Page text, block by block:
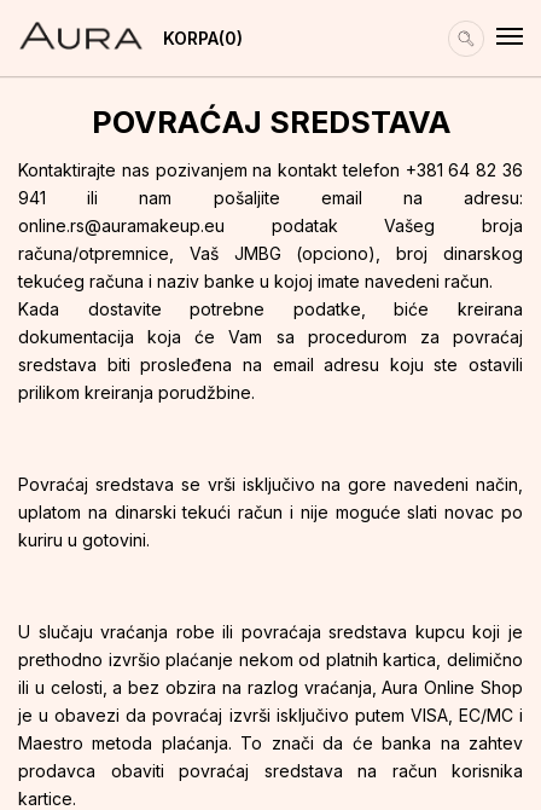
KORPA 0
POVRAĆAJ SREDSTAVA
Kontaktirajte nas pozivanjem na kontakt telefon +381 64 82 36
941 ili nam pošaljite email na adresu:
online.rs@auramakeup.eu podatak Vašeg broja
računa/otpremnice, Vaš JMBG (opciono), broj dinarskog
tekućeg računa i naziv banke u kojoj imate navedeni račun.
Kada dostavite potrebne podatke, biće kreirana
dokumentacija koja će Vam sa procedurom za povraćaj
sredstava biti prosleđena na email adresu koju ste ostavili
prilikom kreiranja porudžbine.
Povraćaj sredstava se vrši isključivo na gore navedeni način,
uplatom na dinarski tekući račun i nije moguće slati novac po
kuriru u gotovini.
U slučaju vraćanja robe ili povraćaja sredstava kupcu koji je
prethodno izvršio plaćanje nekom od platnih kartica, delimično
ili u celosti, a bez obzira na razlog vraćanja, Aura Online Shop
je u obavezi da povraćaj izvrši isključivo putem VISA, EC/MC i
Maestro metoda plaćanja. To znači da će banka na zahtev
prodavca obaviti povraćaj sredstava na račun korisnika
kartice.